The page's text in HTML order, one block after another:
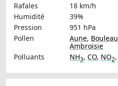
Rafales
18 km/h
Humidité
39%
Pression
951 hPa
Pollen
Aune, Bouleau
Ambroisie
Polluants
NH3, CO, NO2,